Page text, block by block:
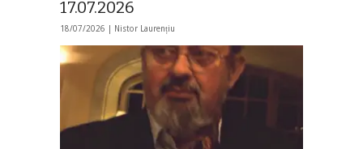
17.07.2026
18/07/2026 | Nistor Laurențiu